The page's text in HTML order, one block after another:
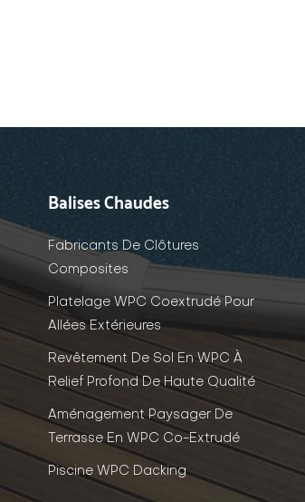
Balises Chaudes
Fabricants De Clôtures
Composites
Platelage WPC Coextrudé Pour
Allées Extérieures
Revêtement De Sol En WPC À
Relief Profond De Haute Qualité
Aménagement Paysager De
Terrasse En WPC Co-Extrudé
Piscine WPC Dacking